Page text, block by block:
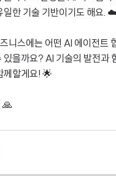
일한 기술 기반이기도 해요.
니스에는 어떤 AI 에이전트
있을까요? AI 기술의 발전과
께할게요! 🌟
🙏